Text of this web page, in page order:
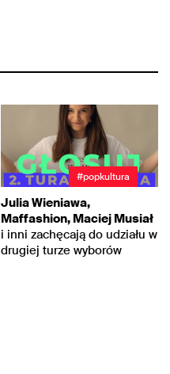
#popkultura
Julia Wieniawa,
Maffashion, Maciej Musiał
i inni zachęcają do udziału w
drugiej turze wyborów